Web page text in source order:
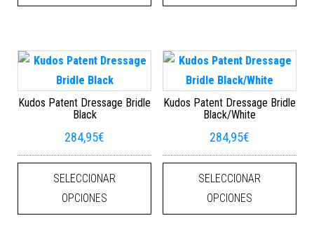
Kudos Patent Dressage Bridle
Black
284,95€
SELECCIONAR
OPCIONES
Este producto tiene múltiples
Kudos Patent Dressage Bridle
Black/White
284,95€
SELECCIONAR
OPCIONES